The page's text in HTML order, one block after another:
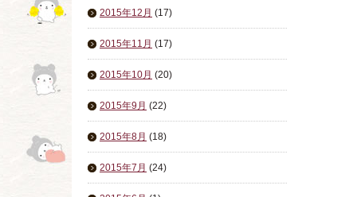
2015年12月 (17)
2015年11月 (17)
2015年10月 (20)
2015年9月 (22)
2015年8月 (18)
2015年7月 (24)